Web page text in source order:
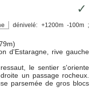
✓
dénivelé: +1200m -100m ;
d'Estaragne, rive gauche
le sentier s'oriente
un passage rocheux.
parsemée de gros blocs